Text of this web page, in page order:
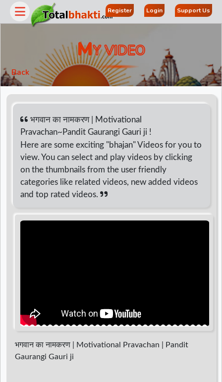
Register Login Support Us
MY VIDEO
Back
भगवान का नामकरण | Motivational
Pravachan~Pandit Gaurangi Gauri ji !
Here are some exciting "bhajan" Videos for you to
view. You can select and play videos by clicking
on the thumbnails from the user friendly
categories like related videos, new added videos
and top rated videos.
भगवान का नामकरण | Motivational Pravachan | Pandit
Gaurangi Gauri ji